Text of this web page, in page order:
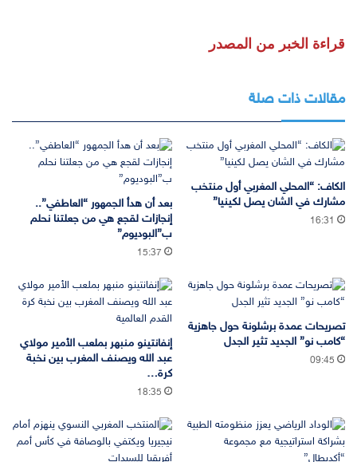
قراءة الخبر من المصدر
مقالات ذات صلة
الكاف: “المحلي المغربي أول منتخب
مشارك في الشان يصل لكينيا”
16:31
بعد أن هدأ الجمهور “العاطفي”..
إنجازات لقجع هي من جعلتنا نحلم
ب”البوديوم”
15:37
تصريحات عمدة برشلونة حول جاهزية
“كامب نو” الجديد تثير الجدل
09:45
إنفانتينو منبهر بملعب الأمير مولاي
عبد الله ويصنف المغرب بين نخبة
كرة…
18:35